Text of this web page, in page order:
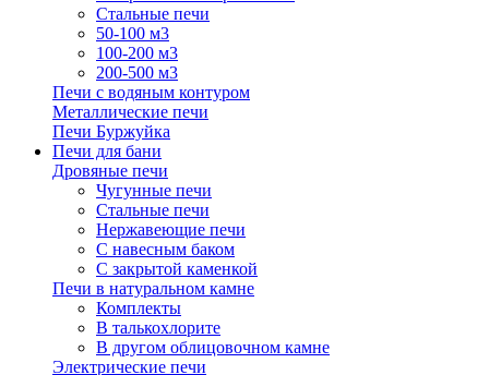
Стальные печи
50-100 м3
100-200 м3
200-500 м3
Печи с водяным контуром
Металлические печи
Печи Буржуйка
Печи для бани
Дровяные печи
Чугунные печи
Стальные печи
Нержавеющие печи
С навесным баком
С закрытой каменкой
Печи в натуральном камне
Комплекты
В талькохлорите
В другом облицовочном камне
Электрические печи